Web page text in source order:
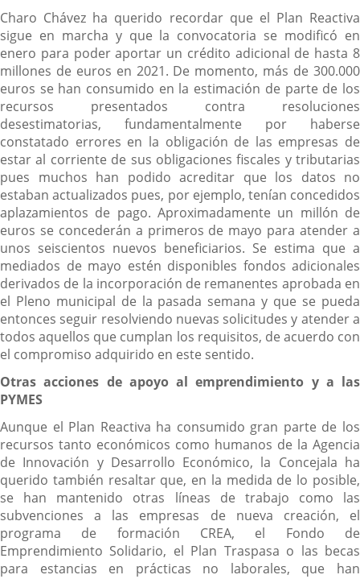
Charo Chávez ha querido recordar que el Plan Reactiva
sigue en marcha y que la convocatoria se modificó en
enero para poder aportar un crédito adicional de hasta 8
millones de euros en 2021. De momento, más de 300.000
euros se han consumido en la estimación de parte de los
recursos presentados contra resoluciones
desestimatorias, fundamentalmente por haberse
constatado errores en la obligación de las empresas de
estar al corriente de sus obligaciones fiscales y tributarias
pues muchos han podido acreditar que los datos no
estaban actualizados pues, por ejemplo, tenían concedidos
aplazamientos de pago. Aproximadamente un millón de
euros se concederán a primeros de mayo para atender a
unos seiscientos nuevos beneficiarios. Se estima que a
mediados de mayo estén disponibles fondos adicionales
derivados de la incorporación de remanentes aprobada en
el Pleno municipal de la pasada semana y que se pueda
entonces seguir resolviendo nuevas solicitudes y atender a
todos aquellos que cumplan los requisitos, de acuerdo con
el compromiso adquirido en este sentido.
Otras acciones de apoyo al emprendimiento y a las
PYMES
Aunque el Plan Reactiva ha consumido gran parte de los
recursos tanto económicos como humanos de la Agencia
de Innovación y Desarrollo Económico, la Concejala ha
querido también resaltar que, en la medida de lo posible,
se han mantenido otras líneas de trabajo como las
subvenciones a las empresas de nueva creación, el
programa de formación CREA, el Fondo de
Emprendimiento Solidario, el Plan Traspasa o las becas
para estancias en prácticas no laborales, que han